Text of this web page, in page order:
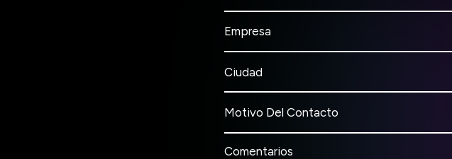
Empresa
Ciudad
Motivo Del Contacto
Comentarios